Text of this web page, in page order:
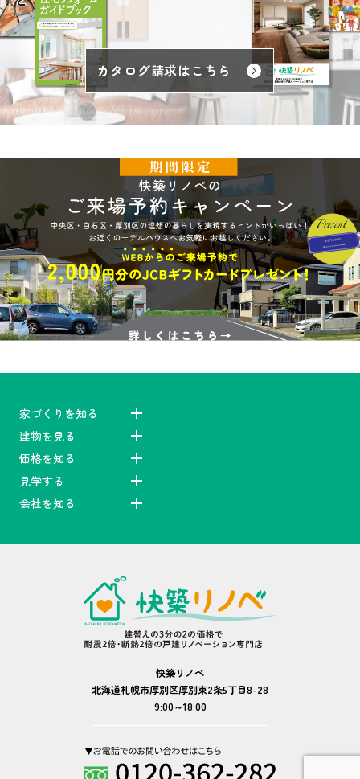
カタログ請求はこちら
家づくりを知る
建物を見る
価格を知る
見学する
会社を知る
快築リノベ
北海道札幌市厚別区厚別東2条5丁目8-28
9:00～18:00